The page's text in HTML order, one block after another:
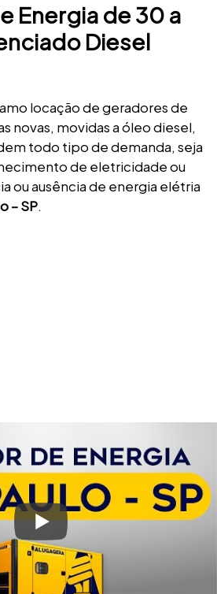
Energia de 30 a
Diesel
locação de geradores de
novas, movidas a óleo diesel,
todo tipo de demanda, seja
de eletricidade ou
ou ausência de energia elétria
– SP.